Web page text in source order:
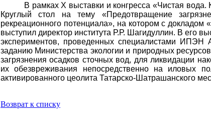
В рамках Х выставки и конгресса «Чистая вода.
Круглый стол на тему «Предотвращение
рекреационного потенциала», на котором с
выступил директор института Р.Р. Шагидуллин. В его
экспериментов, проведенных специалистами ИПЭН
заданию Министерства экологии и природных
загрязнения осадков сточных вод, для ликвидации
их обезвреживания непосредственно на иловых
активированного цеолита Татарско-Шатрашанского
Возврат к списку